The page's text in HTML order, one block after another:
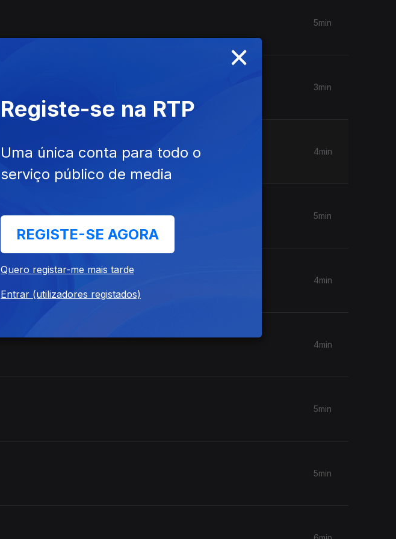
5min
3min
4min
5min
4min
4min
5min
5min
×
Registe-se na RTP
Uma única conta para todo o
serviço público de media
REGISTE-SE AGORA
Quero registar-me mais tarde
Entrar (utilizadores registados)